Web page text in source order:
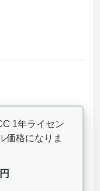
1年ライセン
価格になりま